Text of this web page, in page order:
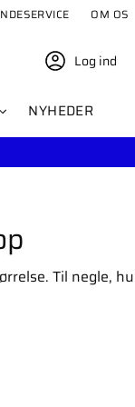
OM OS
Log ind
NYHEDER
Til negle,